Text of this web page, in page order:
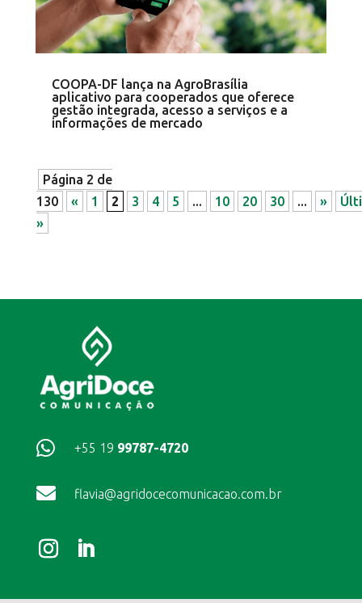
COOPA-DF lança na AgroBrasília
aplicativo para cooperados que oferece
gestão integrada, acesso a serviços e a
informações de mercado
Página 2 de
130
« 1 2 3 4 5 ... 10 20 30 ... »
»
 +55 19 99787-4720
 flavia@agridocecomunicacao.com.br